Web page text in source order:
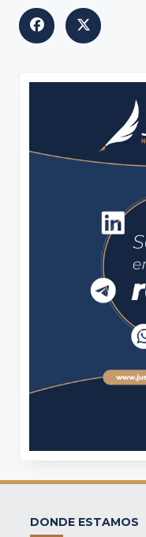
DONDE ESTAMOS